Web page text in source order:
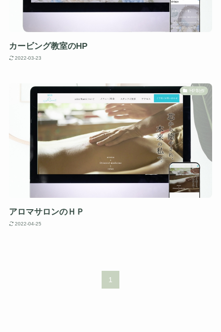
カービング教室のHP
2022-03-23
HP制作
アロマサロンのＨＰ
2022-04-25
1